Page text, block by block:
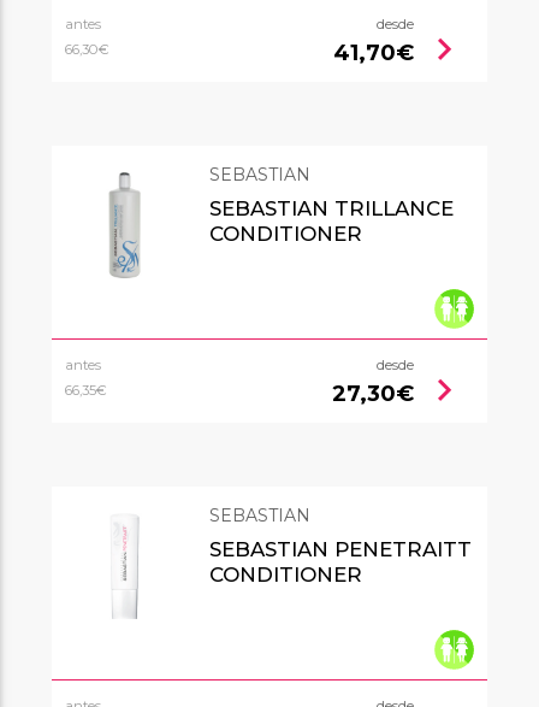
antes
66,30€
desde
41,70€ chevron_right
SEBASTIAN
SEBASTIAN TRILLANCE
CONDITIONER
antes
66,35€
desde
27,30€ chevron_right
SEBASTIAN
SEBASTIAN PENETRAITT
CONDITIONER